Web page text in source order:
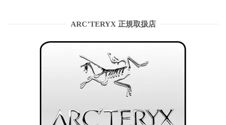
ARC’TERYX 正規取扱店